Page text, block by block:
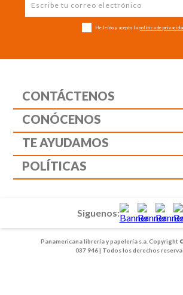
He leído y acepto la política de
CONTÁCTENOS
CONÓCENOS
TE AYUDAMOS
POLÍTICAS
Panamericana librería y papelería s.a. Copyright
037 946 | Todos los derechos
Siguenos: